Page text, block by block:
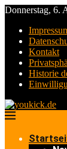
Donnerstag, 6.
Kontakt
Historie